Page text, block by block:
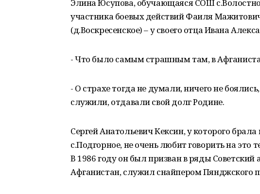
Элина Юсупова, обучающаяся СОШ
участника боевых действий Фаиля
(д.Воскресенское) – у своего отца Ивана
- Что было самым страшным там, в
- О страхе тогда не думали, ничего не
служили, отдавали свой долг Родине.
Сергей Анатольевич Кексин, у которого
с.Подгорное, не очень любит говорить на это
В 1986 году он был призван в ряды Советский
Афганистан, служил снайпером Пянджского